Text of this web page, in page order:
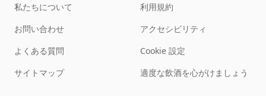
私たちについて
お問い合わせ
よくある質問
サイトマップ
利用規約
アクセシビリティ
Cookie 設定
適度な飲酒を心がけましょう